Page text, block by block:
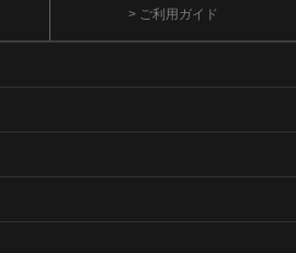
> ご利用ガイド